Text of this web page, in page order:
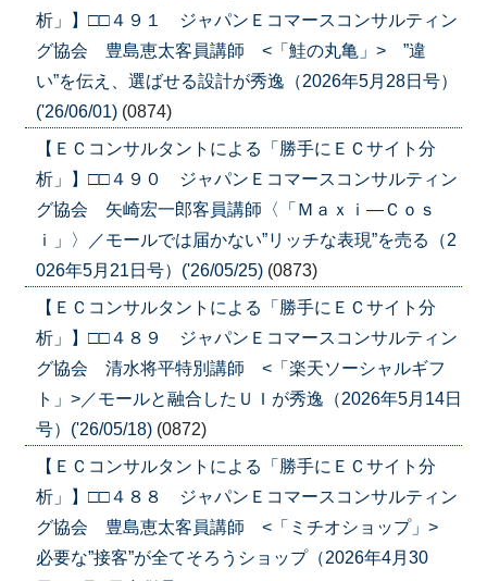
析」】□□４９１ ジャパンＥコマースコンサルティン
グ協会 豊島恵太客員講師 <「鮭の丸亀」> ”違
い”を伝え、選ばせる設計が秀逸（2026年5月28日号）
('26/06/01) (0874)
【ＥＣコンサルタントによる「勝手にＥＣサイト分
析」】□□４９０ ジャパンＥコマースコンサルティン
グ協会 矢崎宏一郎客員講師〈「Ｍａｘｉ―Ｃｏｓ
ｉ」〉／モールでは届かない”リッチな表現”を売る（2
026年5月21日号）('26/05/25) (0873)
【ＥＣコンサルタントによる「勝手にＥＣサイト分
析」】□□４８９ ジャパンＥコマースコンサルティン
グ協会 清水将平特別講師 <「楽天ソーシャルギフ
ト」>／モールと融合したＵＩが秀逸（2026年5月14日
号）('26/05/18) (0872)
【ＥＣコンサルタントによる「勝手にＥＣサイト分
析」】□□４８８ ジャパンＥコマースコンサルティン
グ協会 豊島恵太客員講師 <「ミチオショップ」>
必要な”接客”が全てそろうショップ（2026年4月30